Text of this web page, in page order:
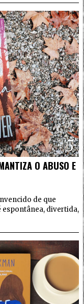
5
O ABUSO E
de que
espontânea, divertida,